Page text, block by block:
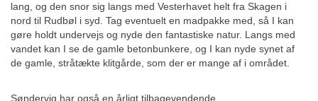
lang, og den snor sig langs med Vesterhavet helt fra Skagen i
nord til Rudbøl i syd. Tag eventuelt en madpakke med, så I kan
gøre holdt undervejs og nyde den fantastiske natur. Langs med
vandet kan I se de gamle betonbunkere, og I kan nyde synet af
de gamle, stråtækte klitgårde, som der er mange af i området.
Søndervig har også en årligt tilbagevendende